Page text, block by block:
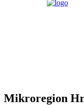
Mikroregion